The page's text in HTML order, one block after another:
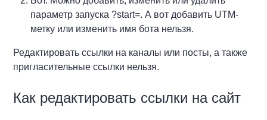
параметр запуска ?start=. А вот добавить UTM-
метку или изменить имя бота нельзя.
Редактировать ссылки на каналы или посты, а также
пригласительные ссылки нельзя.
Как редактировать ссылки на сайт